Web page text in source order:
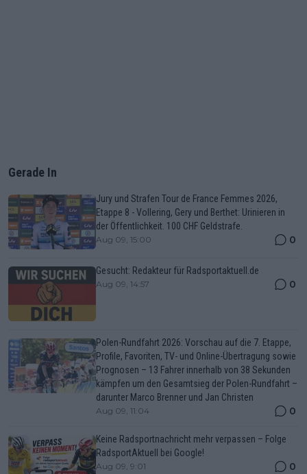
Gerade In
Jury und Strafen Tour de France Femmes 2026,
Etappe 8 - Vollering, Gery und Berthet: Urinieren in
der Öffentlichkeit. 100 CHF Geldstrafe.
Aug 09, 15:00 0
Gesucht: Redakteur für Radsportaktuell.de
Aug 09, 14:57 0
Polen-Rundfahrt 2026: Vorschau auf die 7. Etappe,
Profile, Favoriten, TV- und Online-Übertragung sowie
Prognosen – 13 Fahrer innerhalb von 38 Sekunden
kämpfen um den Gesamtsieg der Polen-Rundfahrt –
darunter Marco Brenner und Jan Christen
Aug 09, 11:04 0
Keine Radsportnachricht mehr verpassen – Folge
RadsportAktuell bei Google!
Aug 09, 9:01 0